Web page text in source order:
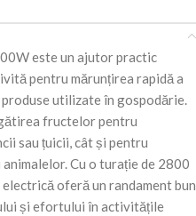
este un ajutor practic
pentru mărunțirea rapidă a
utilizate în gospodărie.
fructelor pentru
sau țuicii, cât și pentru
Cu o turație de 2800
oferă un randament bun
și efortului în activitățile